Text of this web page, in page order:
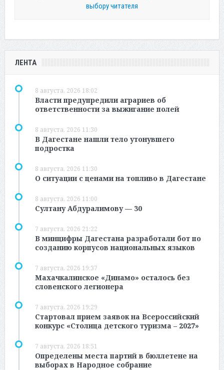
выбору читателя
ЛЕНТА
8 августа, 2026 18:02
Власти предупредили аграриев об
ответственности за выжигание полей
8 августа, 2026 11:30
В Дагестане нашли тело утонувшего
подростка
8 августа, 2026 11:30
О ситуации с ценами на топливо в Дагестане
8 августа, 2026 11:00
Султану Абдуралимову — 30
7 августа, 2026 21:22
В минцифры Дагестана разработали бот по
созданию корпусов национальных языков
7 августа, 2026 19:37
Махачкалинское «Динамо» осталось без
словенского легионера
7 августа, 2026 19:29
Стартовал прием заявок на Всероссийский
конкурс «Столица детского туризма – 2027»
7 августа, 2026 18:51
Определены места партий в бюллетене на
выборах в Народное собрание